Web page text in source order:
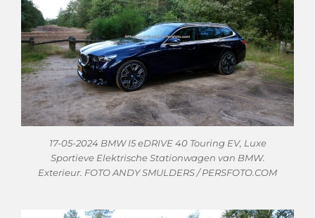
17-05-2024 BMW I5 eDRIVE 40 Touring EV, Luxe
Sportieve Elektrische Stationwagen van BMW.
Exterieur. FOTO ANDY SMULDERS / PERSFOTO.COM